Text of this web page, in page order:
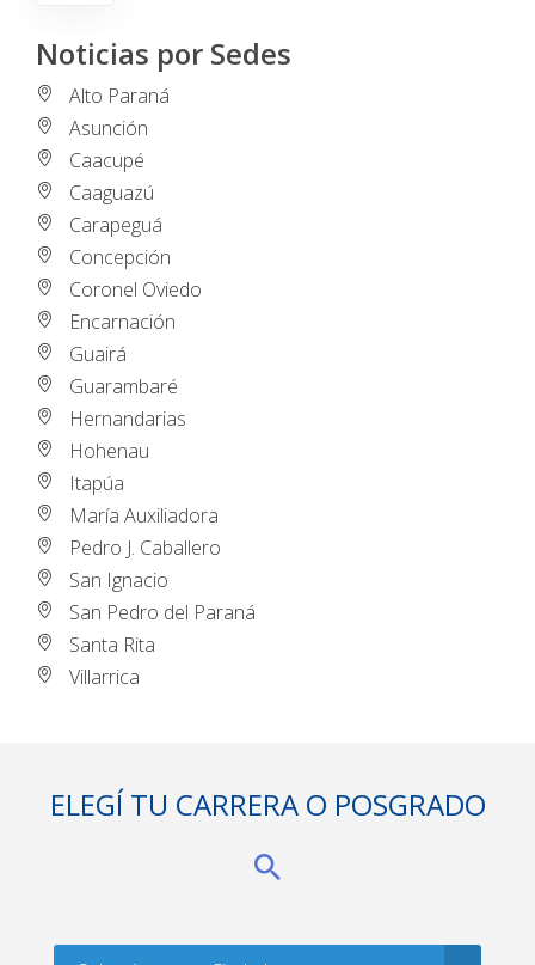
Noticias por Sedes
Alto Paraná
Asunción
Caacupé
Caaguazú
Carapeguá
Concepción
Coronel Oviedo
Encarnación
Guairá
Guarambaré
Hernandarias
Hohenau
Itapúa
María Auxiliadora
Pedro J. Caballero
San Ignacio
San Pedro del Paraná
Santa Rita
Villarrica
ELEGÍ TU CARRERA O POSGRADO